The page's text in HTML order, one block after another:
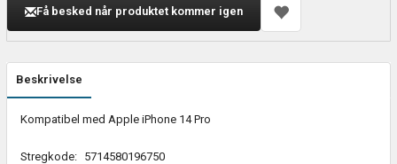
Få besked når produktet kommer igen
Beskrivelse
Kompatibel med Apple iPhone 14 Pro
Stregkode: 5714580196750